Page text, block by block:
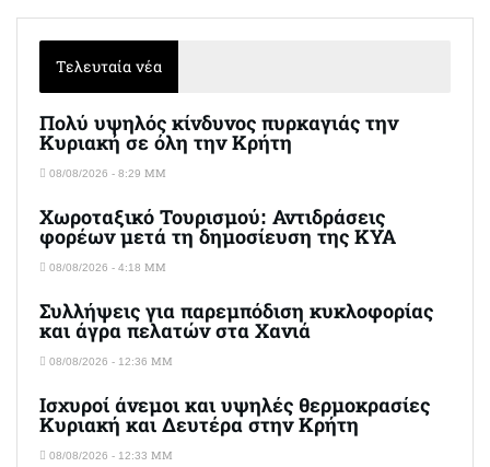
Τελευταία νέα
Πολύ υψηλός κίνδυνος πυρκαγιάς την
Κυριακή σε όλη την Κρήτη
08/08/2026 - 8:29 ΜΜ
Χωροταξικό Τουρισμού: Αντιδράσεις
φορέων μετά τη δημοσίευση της ΚΥΑ
08/08/2026 - 4:18 ΜΜ
Συλλήψεις για παρεμπόδιση κυκλοφορίας
και άγρα πελατών στα Χανιά
08/08/2026 - 12:36 ΜΜ
Ισχυροί άνεμοι και υψηλές θερμοκρασίες
Κυριακή και Δευτέρα στην Κρήτη
08/08/2026 - 12:33 ΜΜ